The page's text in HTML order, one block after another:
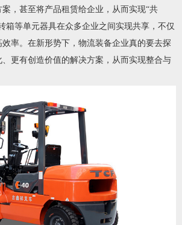
，甚至将产品租赁给企业，从而实现“共
箱等单元器具在众多企业之间实现共享，不仅
率。在新形势下，物流装备企业真的要去探
更有创造价值的解决方案，从而实现整合与